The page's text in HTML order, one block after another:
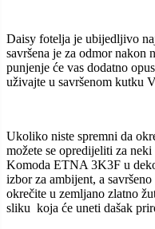
Daisy fotelja je ubijedljivo
savršena je za odmor nakon
punjenje će vas dodatno
uživajte u savršenom kutku
Ukoliko niste spremni da
možete se opredijeliti za
Komoda ETNA 3K3F u
izbor za ambijent, a
okrečite u zemljano zlatno
sliku koja će uneti dašak